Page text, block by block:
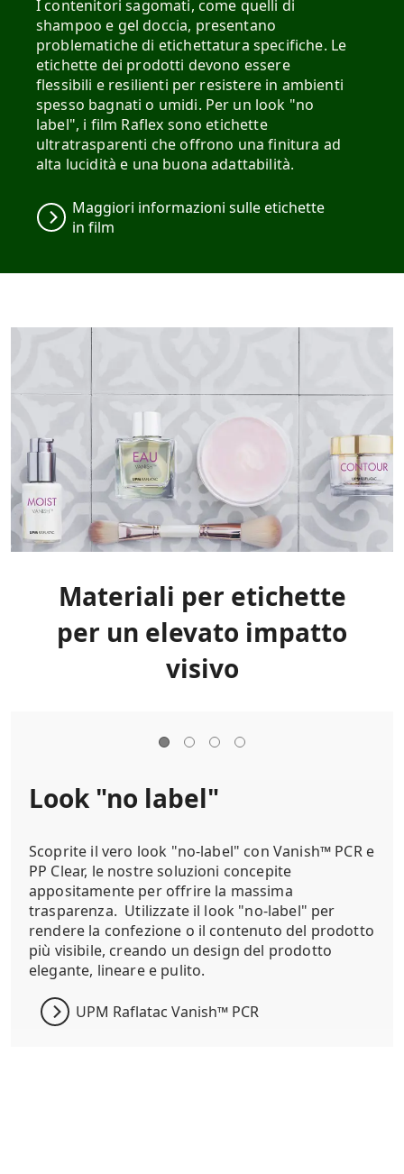
I contenitori sagomati, come quelli di
shampoo e gel doccia, presentano
problematiche di etichettatura specifiche. Le
etichette dei prodotti devono essere
flessibili e resilienti per resistere in ambienti
spesso bagnati o umidi. Per un look "no
label", i film Raflex sono etichette
ultratrasparenti che offrono una finitura ad
alta lucidità e una buona adattabilità.
Maggiori informazioni sulle etichette
in film
Materiali per etichette
per un elevato impatto
visivo
Look "no label"
Scoprite il vero look "no-label" con Vanish™ PCR e
PP Clear, le nostre soluzioni concepite
appositamente per offrire la massima
trasparenza. Utilizzate il look "no-label" per
rendere la confezione o il contenuto del prodotto
più visibile, creando un design del prodotto
elegante, lineare e pulito.
UPM Raflatac Vanish™ PCR